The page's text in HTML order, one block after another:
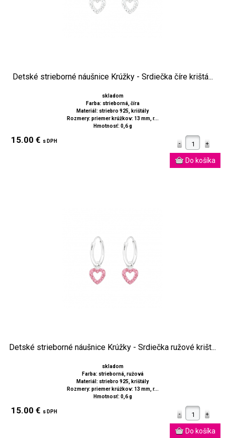
Detské strieborné náušnice Krúžky - Srdiečka číre krištá...
skladom
Farba: strieborná, číra
Materiál: striebro 925, krištály
Rozmery: priemer krúžkov: 13 mm, r...
Hmotnosť: 0,6 g
15.00 € s DPH
Detské strieborné náušnice Krúžky - Srdiečka ružové krišt...
skladom
Farba: strieborná, ružová
Materiál: striebro 925, krištály
Rozmery: priemer krúžkov: 13 mm, r...
Hmotnosť: 0,6 g
15.00 € s DPH